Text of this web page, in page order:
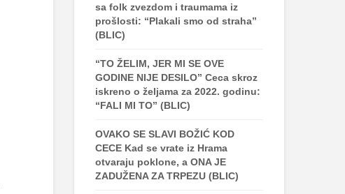
sa folk zvezdom i traumama iz
prošlosti: “Plakali smo od straha”
(BLIC)
“TO ŽELIM, JER MI SE OVE
GODINE NIJE DESILO” Ceca skroz
iskreno o željama za 2022. godinu:
“FALI MI TO” (BLIC)
OVAKO SE SLAVI BOŽIĆ KOD
CECE Kad se vrate iz Hrama
otvaraju poklone, a ONA JE
ZADUŽENA ZA TRPEZU (BLIC)